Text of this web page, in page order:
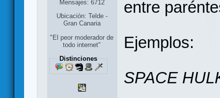
Mensajes: 6712
Ubicación: Telde -
Gran Canaria
"El peor moderador de
todo internet"
Distinciones
entre
Ejemplos:
SPACE